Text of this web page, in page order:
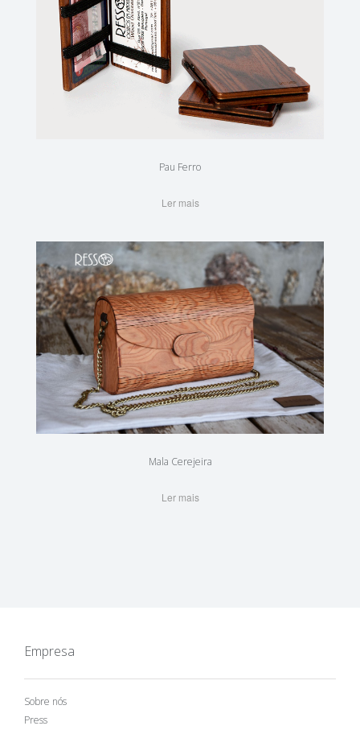
Pau Ferro
Ler mais
Mala Cerejeira
Ler mais
Empresa
Sobre nós
Press